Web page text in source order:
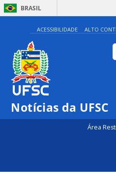
BRASIL
ACESSIBILIDADE ALTO
Notícias da UFSC
Área